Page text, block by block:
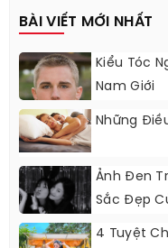
BÀI VIẾT MỚI NHẤT
Kiểu Tóc
Nam Giới
Những
Ảnh Đen
Sắc Đẹp
4 Tuyệt